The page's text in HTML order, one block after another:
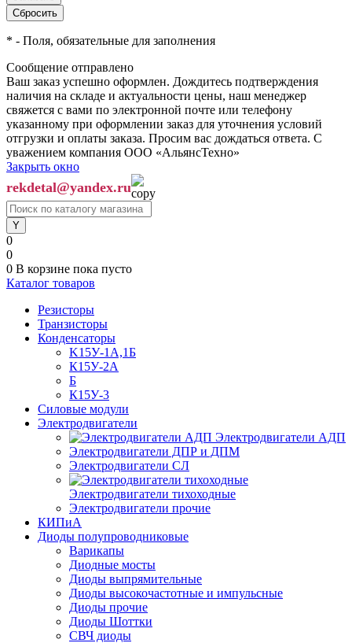
* - Поля, обязательные для заполнения
Сообщение отправлено
Ваш заказ успешно оформлен. Дождитесь подтверждения
наличия на складе и актуальности цены, наш менеджер
свяжется с вами по электронной почте или телефону
указанному при оформлении заказ для уточнения условий
отгрузки и оплаты заказа. Просим вас дождаться ответа. С
уважением компания ООО «АльянсТехно»
Закрыть окно
rekdetal@yandex.ru
0
0
0 В корзине пока пусто
Каталог товаров
Резисторы
Транзисторы
Конденсаторы
K15У-1А,1Б
К15У-2А
Б
К15У-3
Силовые модули
Электродвигатели
Электродвигатели АДП
Электродвигатели ДПР и ДПМ
Электродвигатели СЛ
Электродвигатели тихоходные
Электродвигатели прочие
КИПиА
Диоды полупроводниковые
Варикапы
Диодные мосты
Диоды выпрямительные
Диоды высокочастотные и импульсные
Диоды прочие
Диоды Шоттки
СВЧ диоды